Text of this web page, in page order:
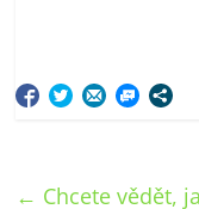
← Chcete vědět,